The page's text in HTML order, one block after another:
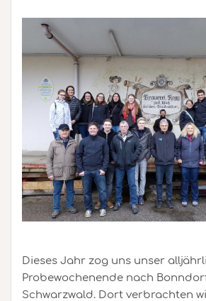
Dieses Jahr zog uns unser
Probewochenende nach
Schwarzwald. Dort verbrachten